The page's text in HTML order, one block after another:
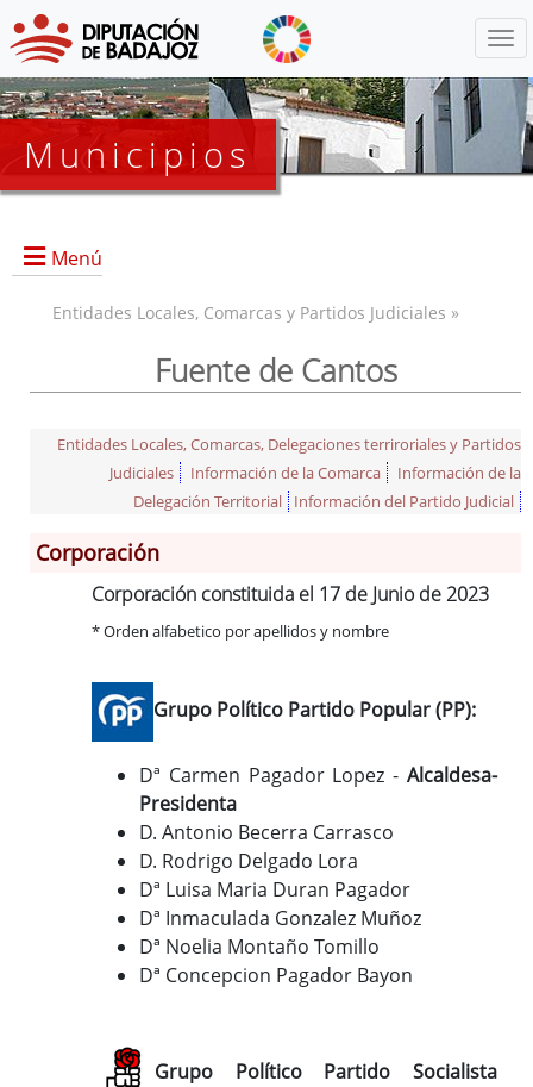
Municipios
Menú
Información General
Historia
Gastronomía
Fiestas
Corporación
Correo-e gratis
Códigos para FACe
Entidades Locales, Comarcas y Partidos Judiciales »
Fuente de Cantos
Entidades Locales, Comarcas, Delegaciones terriroriales y Partidos
Judiciales
Información de la Comarca
Información de la
Delegación Territorial
Información del Partido Judicial
Corporación
Corporación constituida el 17 de Junio de 2023
* Orden alfabetico por apellidos y nombre
Grupo Político Partido Popular (PP):
Dª Carmen Pagador Lopez - Alcaldesa-
Presidenta
D. Antonio Becerra Carrasco
D. Rodrigo Delgado Lora
Dª Luisa Maria Duran Pagador
Dª Inmaculada Gonzalez Muñoz
Dª Noelia Montaño Tomillo
Dª Concepcion Pagador Bayon
Grupo Político Partido Socialista